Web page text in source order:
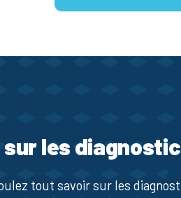
sur les
tout savoir sur les